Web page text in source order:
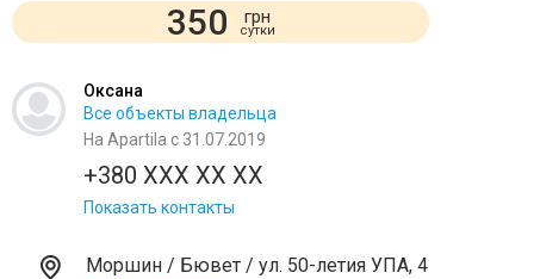
350 грн
сутки
Оксана
Все объекты владельца
На Apartila с 31.07.2019
+380 XXX XX XX
Показать контакты
Моршин / Бювет / ул. 50-летия УПА, 4